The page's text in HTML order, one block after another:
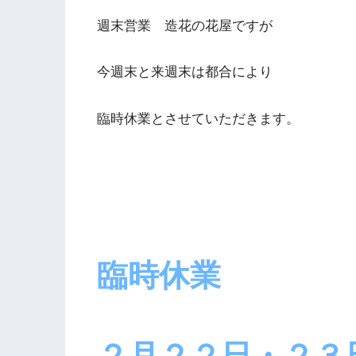
週末営業 造花の花屋ですが
今週末と来週末は都合により
臨時休業とさせていただきます。
臨時休業